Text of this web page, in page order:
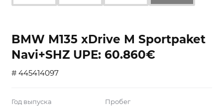
BMW M135 xDrive M Sportpaket
Navi+SHZ UPE: 60.860€
# 445414097
Год выпуска
Пробег